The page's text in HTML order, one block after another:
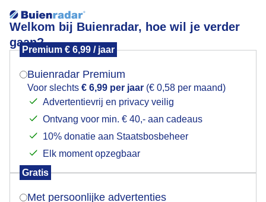
Welkom bij Buienradar, hoe wil je verder
gaan?
Premium € 6,99 / jaar
Buienradar Premium
Voor slechts € 6,99 per jaar (€ 0,58 per maand)
Advertentievrij en privacy veilig
Ontvang voor min. € 40,- aan cadeaus
10% donatie aan Staatsbosbeheer
Elk moment opzegbaar
Gratis
Met persoonlijke advertenties
regenlucht
Een moment geduld aub...
Populaire categorieën
Lente
Mogen we je locatie gebruiken voor het
Indien je hier nog geen akkoord op hebt gegeven,
verschijnt er zo een pop-up uit je browser waarin
Is goed, toon de popup